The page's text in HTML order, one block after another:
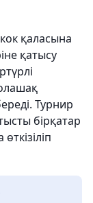
қаласына
қатысу
Турнир
бірқатар